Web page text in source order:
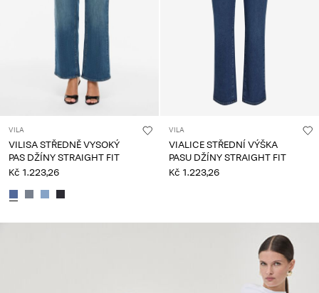
VILA
VILISA STŘEDNĚ VYSOKÝ
PAS DŽÍNY STRAIGHT FIT
Kč 1.223,26
VILA
VIALICE STŘEDNÍ VÝŠKA
PASU DŽÍNY STRAIGHT FIT
Kč 1.223,26